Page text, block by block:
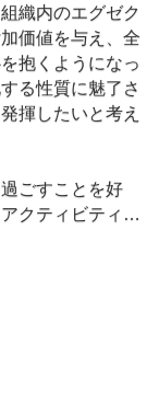
織内のエグゼク
価値を与え、全
抱くようになっ
る性質に魅了さ
揮したいと考え
ごすことを好
クティビティが